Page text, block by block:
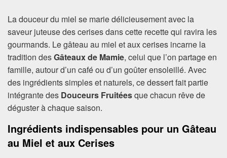
La douceur du miel se marie délicieusement avec la
saveur juteuse des cerises dans cette recette qui ravira les
gourmands. Le gâteau au miel et aux cerises incarne la
tradition desGâteaux de Mamie, celui que l’on partage en
famille, autour d’un café ou d’un goûter ensoleillé. Avec
des ingrédients simples et naturels, ce dessert fait partie
intégrante des Douceurs Fruitéesque chacun rêve de
déguster à chaque saison.
Ingrédients indispensables pour un Gâteau
au Miel et aux Cerises